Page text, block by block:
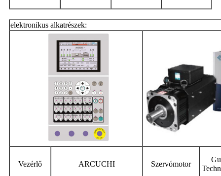
elektronikus alkatrészek:
Vezérlő ARCUCHI Szervómotor